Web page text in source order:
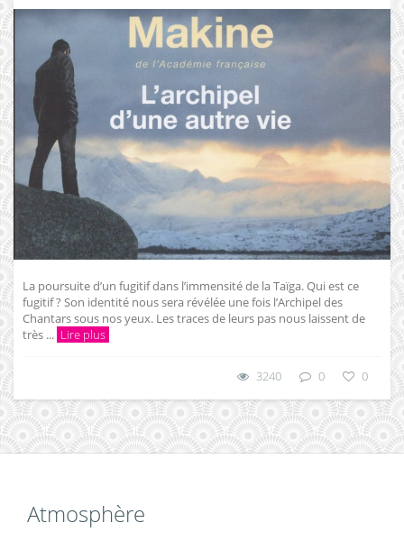
La poursuite d’un fugitif dans l’immensité de la Taïga. Qui est ce
fugitif ? Son identité nous sera révélée une fois l’Archipel des
Chantars sous nos yeux. Les traces de leurs pas nous laissent de
très ... Lire plus
3240 0 0
Atmosphère